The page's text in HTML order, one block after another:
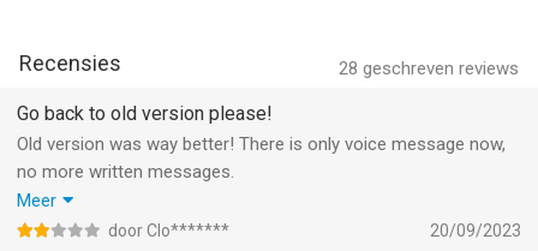
Clubhouse helps you turn talk into connection. Join the
conversation - download now and drop in.
--
28 geschreven reviews
Recensies
Go back to old version please!
Old version was way better! There is only voice message now,
no more written messages.
And we can’t open the rooms!
When there is a group/house and we join, the microfoon is
Meer
door Clo******* 20/09/2023